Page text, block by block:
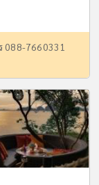
088-7660331